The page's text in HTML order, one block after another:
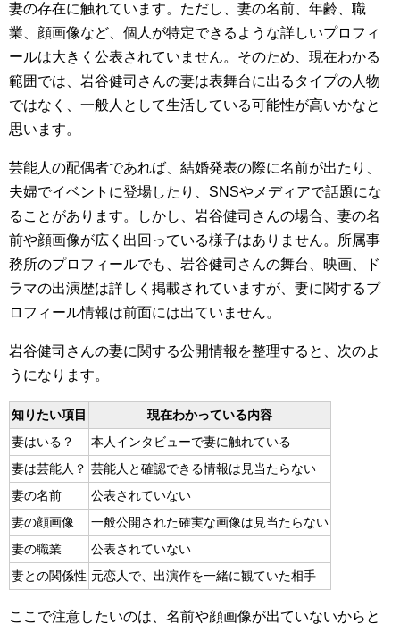
妻の存在に触れています。ただし、妻の名前、年齢、職
業、顔画像など、個人が特定できるような詳しいプロフィ
ールは大きく公表されていません。そのため、現在わかる
範囲では、岩谷健司さんの妻は表舞台に出るタイプの人物
ではなく、一般人として生活している可能性が高いかなと
思います。
芸能人の配偶者であれば、結婚発表の際に名前が出たり、
夫婦でイベントに登場したり、SNSやメディアで話題にな
ることがあります。しかし、岩谷健司さんの場合、妻の名
前や顔画像が広く出回っている様子はありません。所属事
務所のプロフィールでも、岩谷健司さんの舞台、映画、ド
ラマの出演歴は詳しく掲載されていますが、妻に関するプ
ロフィール情報は前面には出ていません。
岩谷健司さんの妻に関する公開情報を整理すると、次のよ
うになります。
知りたい項目
現在わかっている内容
妻はいる？
本人インタビューで妻に触れている
妻は芸能人？ 芸能人と確認できる情報は見当たらない
妻の名前
公表されていない
妻の顔画像
一般公開された確実な画像は見当たらない
妻の職業
公表されていない
妻との関係性 元恋人で、出演作を一緒に観ていた相手
ここで注意したいのは、名前や顔画像が出ていないからと